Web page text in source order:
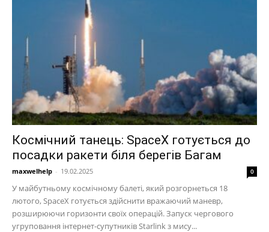
Космічний танець: SpaceX готується до
посадки ракети біля берегів Багам
maxwelhelp - 19.02.2025 0
У майбутньому космічному балеті, який розгорнеться 18
лютого, SpaceX готується здійснити вражаючий маневр,
розширюючи горизонти своїх операцій. Запуск чергового
угруповання інтернет-супутників Starlink з мису...